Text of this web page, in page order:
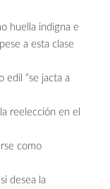
huella indigna e
a esta clase
edil “se jacta a
reelección en el
como
desea la